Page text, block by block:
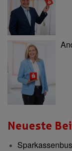
Neueste